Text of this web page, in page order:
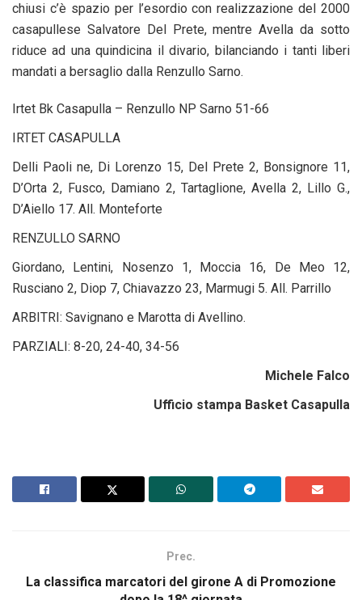
chiusi c’è spazio per l’esordio con realizzazione del 2000
casapullese Salvatore Del Prete, mentre Avella da sotto
riduce ad una quindicina il divario, bilanciando i tanti liberi
mandati a bersaglio dalla Renzullo Sarno.
Irtet Bk Casapulla – Renzullo NP Sarno 51-66
IRTET CASAPULLA
Delli Paoli ne, Di Lorenzo 15, Del Prete 2, Bonsignore 11,
D’Orta 2, Fusco, Damiano 2, Tartaglione, Avella 2, Lillo G.,
D’Aiello 17. All. Monteforte
RENZULLO SARNO
Giordano, Lentini, Nosenzo 1, Moccia 16, De Meo 12,
Rusciano 2, Diop 7, Chiavazzo 23, Marmugi 5. All. Parrillo
ARBITRI: Savignano e Marotta di Avellino.
PARZIALI: 8-20, 24-40, 34-56
Michele Falco
Ufficio stampa Basket Casapulla
Prec.
La classifica marcatori del girone A di Promozione